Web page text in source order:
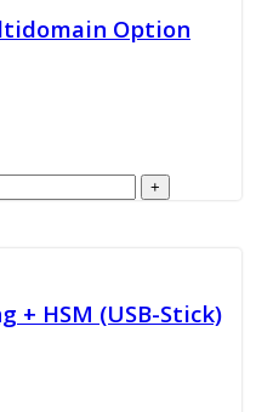
Option
+ HSM (USB-Stick)